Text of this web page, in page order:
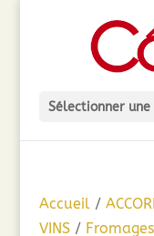
Sélectionner une
Accueil/
VINS/ Fromages